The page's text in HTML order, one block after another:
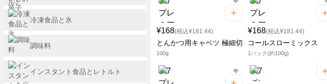
¥168(税込¥181.44)
とんかつ用キャベツ 極細切
100g
¥168(税込¥181.44)
コールスローミックス
1パック(約100g)
冷凍食品と氷
調味料
インスタント食品とレトルト